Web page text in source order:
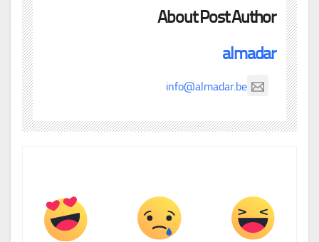
About Post Author
almadar
info@almadar.be